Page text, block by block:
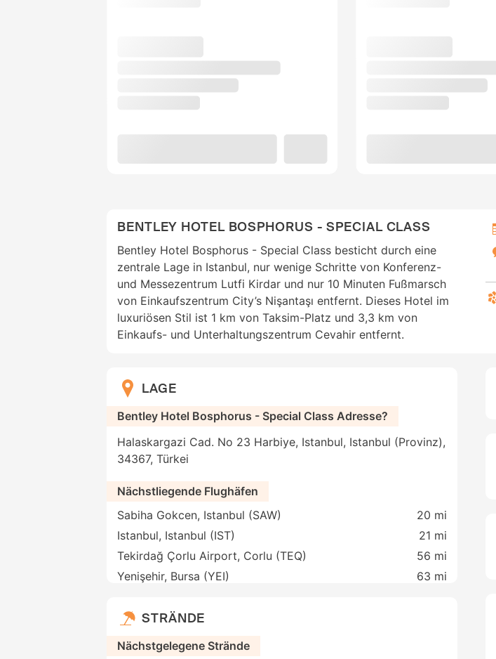
BENTLEY HOTEL BOSPHORUS - SPECIAL CLASS
Bentley Hotel Bosphorus - Special Class besticht durch eine
zentrale Lage in Istanbul, nur wenige Schritte von Konferenz-
und Messezentrum Lutfi Kirdar und nur 10 Minuten Fußmarsch
von Einkaufszentrum City’s Nişantaşı entfernt. Dieses Hotel im
luxuriösen Stil ist 1 km von Taksim-Platz und 3,3 km von
Einkaufs- und Unterhaltungszentrum Cevahir entfernt.
LAGE
Bentley Hotel Bosphorus - Special Class Adresse?
Halaskargazi Cad. No 23 Harbiye, Istanbul, Istanbul (Provinz),
34367, Türkei
Nächstliegende Flughäfen
Sabiha Gokcen, Istanbul (SAW)
20 mi
Istanbul, Istanbul (IST)
21 mi
Tekirdağ Çorlu Airport, Corlu (TEQ)
56 mi
Yenişehir, Bursa (YEI)
63 mi
STRÄNDE
Nächstgelegene Strände